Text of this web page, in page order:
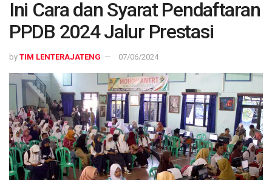
Ini Cara dan Syarat Pendaftaran
PPDB 2024 Jalur Prestasi
by TIM LENTERAJATENG 07/06/2024